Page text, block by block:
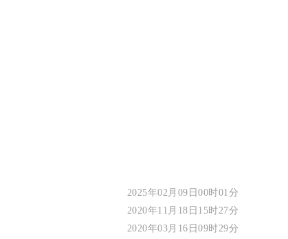
2025年02月09日00时01分
2020年11月18日15时27分
2020年03月16日09时29分